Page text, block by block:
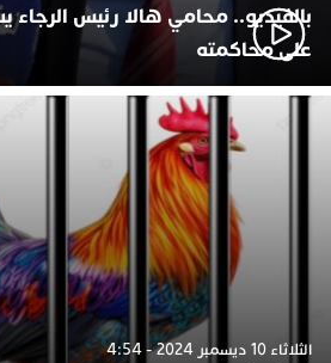
بالفيديو.. محامي هالا رئيس الرجاء
على محاكمته
الثلاثاء 10 ديسمبر 2024 - 4:54